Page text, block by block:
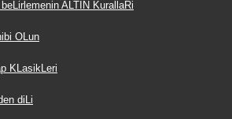
ALTIN KurallaRi
OLun
KLasikLeri
diLi